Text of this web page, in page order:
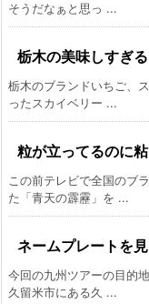
そうだなぁと思っ ...
栃木の美味しすぎ
栃木のブランドいちご、
ったスカイベリー ...
粒が立ってるのに
この前テレビで全国のブ
た「青天の霹靂」を ...
ネームプレートを
今回の九州ツアーの目的
久留米市にある久 ...